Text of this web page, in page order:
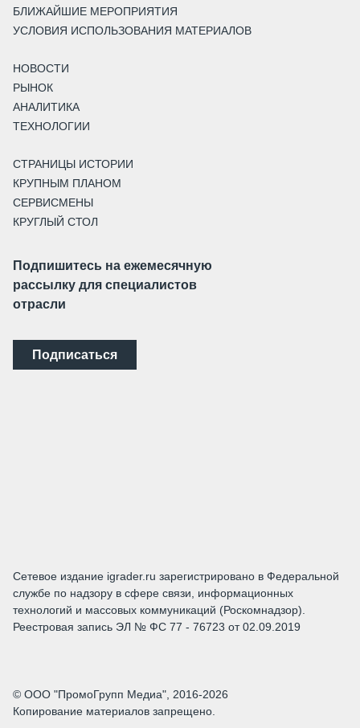
БЛИЖАЙШИЕ МЕРОПРИЯТИЯ
УСЛОВИЯ ИСПОЛЬЗОВАНИЯ МАТЕРИАЛОВ
НОВОСТИ
РЫНОК
АНАЛИТИКА
ТЕХНОЛОГИИ
СТРАНИЦЫ ИСТОРИИ
КРУПНЫМ ПЛАНОМ
СЕРВИСМЕНЫ
КРУГЛЫЙ СТОЛ
Подпишитесь на ежемесячную
рассылку для специалистов
отрасли
Подписаться
Сетевое издание igrader.ru зарегистрировано в Федеральной
службе по надзору в сфере связи, информационных
технологий и массовых коммуникаций (Роскомнадзор).
Реестровая запись ЭЛ № ФС 77 - 76723 от 02.09.2019
© ООО "ПромоГрупп Медиа", 2016-2026
Копирование материалов запрещено.